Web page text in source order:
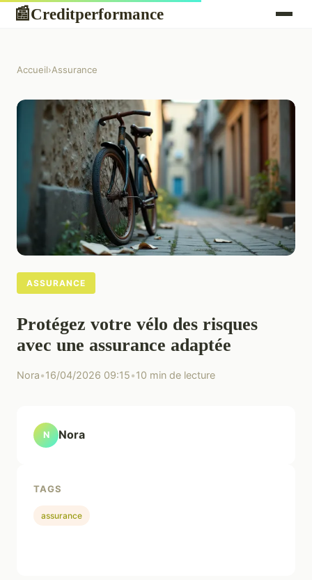
📰Creditperformance
Accueil›Assurance
ASSURANCE
Protégez votre vélo des risques
avec une assurance adaptée
Nora•16/04/2026 09:15•10 min de lecture
N Nora
TAGS
assurance